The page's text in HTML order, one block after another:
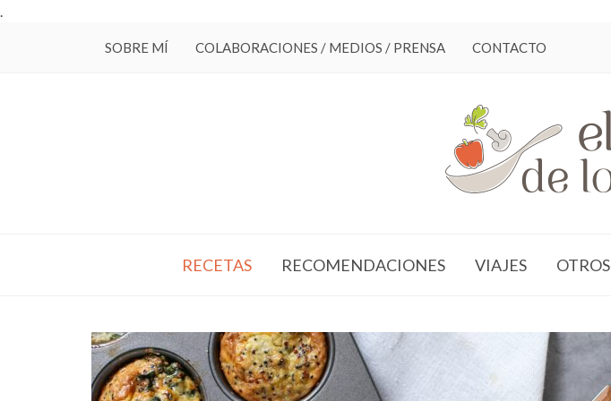
.
SOBRE MÍ COLABORACIONES / MEDIOS / PRENSA CONTACTO
RECETAS RECOMENDACIONES VIAJES OTROS